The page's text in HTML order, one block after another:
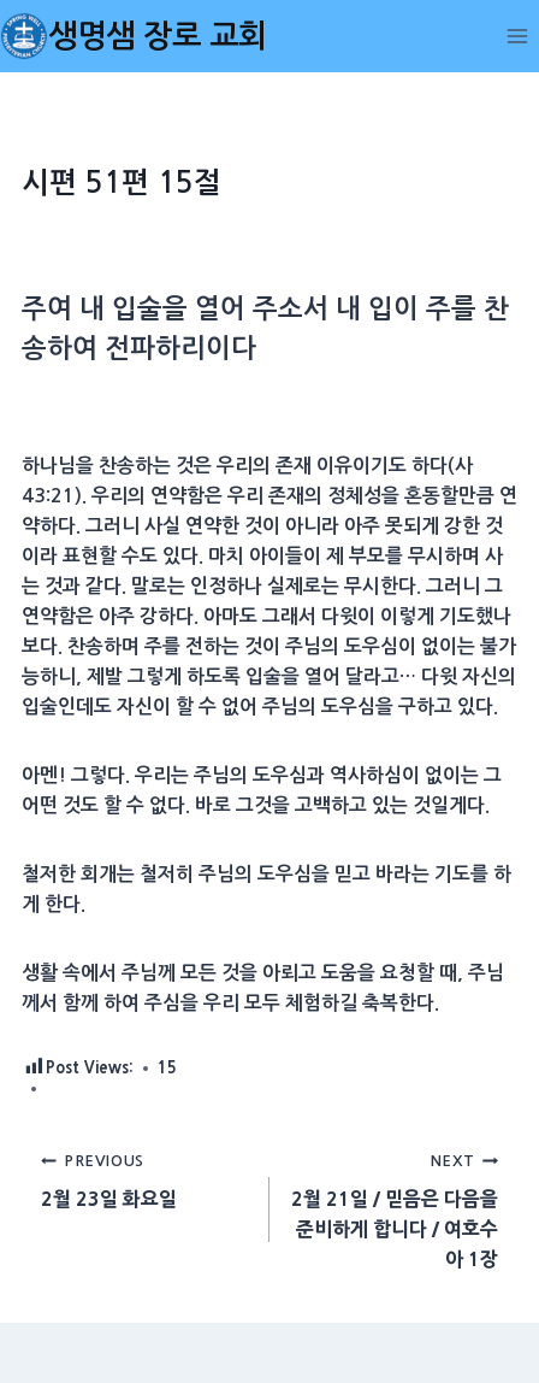
Skip
to
content
생명샘 장로 교회
시편 51편 15절
주여 내 입술을 열어 주소서 내 입이 주를 찬
송하여 전파하리이다
하나님을 찬송하는 것은 우리의 존재 이유이기도 하다(사
43:21). 우리의 연약함은 우리 존재의 정체성을 혼동할만큼 연
약하다. 그러니 사실 연약한 것이 아니라 아주 못되게 강한 것
이라 표현할 수도 있다. 마치 아이들이 제 부모를 무시하며 사
는 것과 같다. 말로는 인정하나 실제로는 무시한다. 그러니 그
연약함은 아주 강하다. 아마도 그래서 다윗이 이렇게 기도했나
보다. 찬송하며 주를 전하는 것이 주님의 도우심이 없이는 불가
능하니, 제발 그렇게 하도록 입술을 열어 달라고… 다윗 자신의
입술인데도 자신이 할 수 없어 주님의 도우심을 구하고 있다.
아멘! 그렇다. 우리는 주님의 도우심과 역사하심이 없이는 그
어떤 것도 할 수 없다. 바로 그것을 고백하고 있는 것일게다.
철저한 회개는 철저히 주님의 도우심을 믿고 바라는 기도를 하
게 한다.
생활 속에서 주님께 모든 것을 아뢰고 도움을 요청할 때, 주님
께서 함께 하여 주심을 우리 모두 체험하길 축복한다.
Post Views: 15
Post
navigation
PREVIOUS
2월 23일 화요일
NEXT
2월 21일 / 믿음은 다음을
준비하게 합니다 / 여호수
아 1장